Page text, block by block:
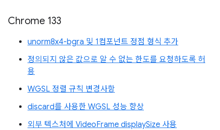
Chrome 133
unorm8x4-bgra 및 1컴포넌트 정점 형식 추가
정의되지 않은 값으로 알 수 없는 한도를 요청하도록 허
용
WGSL 정렬 규칙 변경사항
discard를 사용한 WGSL 성능 향상
외부 텍스처에 VideoFrame displaySize 사용